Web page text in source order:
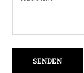
SENDEN